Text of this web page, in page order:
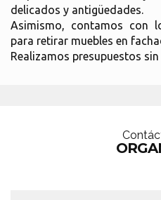
delicados y antigüedades.
Asimismo, contamos con
para retirar muebles en
Realizamos presupuestos